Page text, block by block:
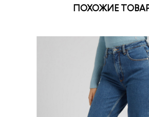
ПОХОЖИЕ